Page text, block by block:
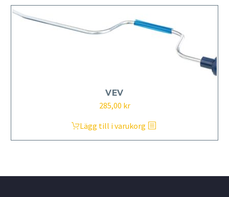
VEV
285,00 kr
Lägg till i varukorg